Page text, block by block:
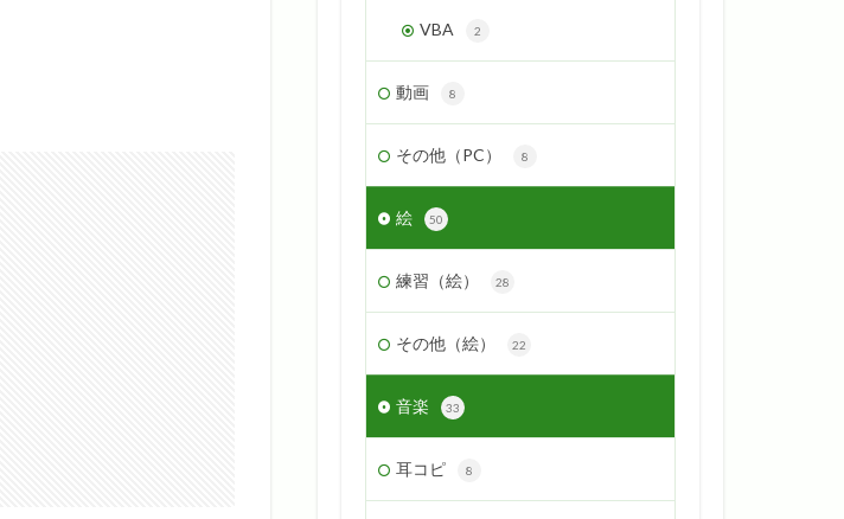
VBA 2
動画 8
その他（PC） 8
絵 50
練習（絵） 28
その他（絵） 22
音楽 33
耳コピ 8